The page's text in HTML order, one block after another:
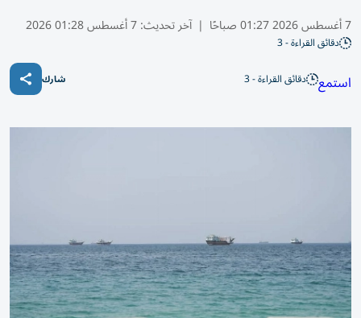
7 أغسطس 2026 01:27 صباحًا | آخر تحديث:7 أغسطس 01:28 2026
دقائق القراءة - 3
استمع دقائق القراءة - 3 شارك